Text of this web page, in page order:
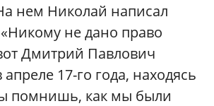
нем Николай написал
не дано право
Дмитрий Павлович
17-го года, находясь
помнишь, как мы были